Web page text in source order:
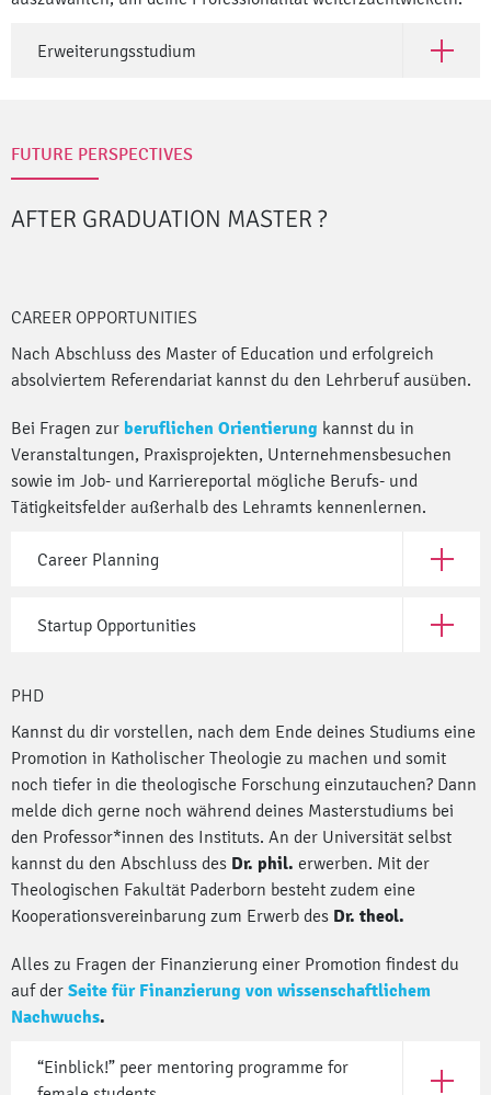
Erweiterungsstudium Open
FUTURE PERSPECTIVES
AFTER GRADUATION MASTER ?
CAREER OPPORTUNITIES
Nach Abschluss des Master of Education und erfolgreich
absolviertem Referendariat kannst du den Lehrberuf ausüben.
Bei Fragen zur beruflichen Orientierung kannst du in
Veranstaltungen, Praxisprojekten, Unternehmensbesuchen
sowie im Job- und Karriereportal mögliche Berufs- und
Tätigkeitsfelder außerhalb des Lehramts kennenlernen.
Career Planning Open
Startup Opportunities Open
PHD
Kannst du dir vorstellen, nach dem Ende deines Studiums eine
Promotion in Katholischer Theologie zu machen und somit
noch tiefer in die theologische Forschung einzutauchen? Dann
melde dich gerne noch während deines Masterstudiums bei
den Professor*innen des Instituts. An der Universität selbst
kannst du den Abschluss des Dr. phil. erwerben. Mit der
Theologischen Fakultät Paderborn besteht zudem eine
Kooperationsvereinbarung zum Erwerb des Dr. theol.
Alles zu Fragen der Finanzierung einer Promotion findest du
auf der Seite für Finanzierung von wissenschaftlichem
Nachwuchs.
“Einblick!” peer mentoring programme for